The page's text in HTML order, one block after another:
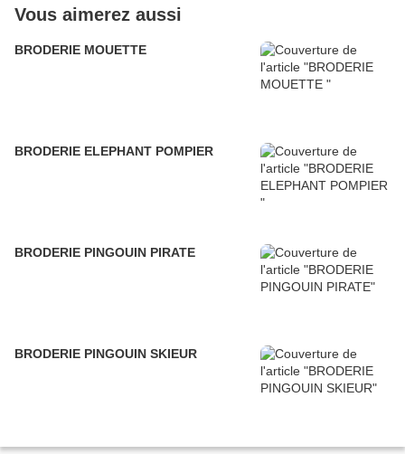
Vous aimerez aussi
BRODERIE MOUETTE
BRODERIE ELEPHANT POMPIER
BRODERIE PINGOUIN PIRATE
BRODERIE PINGOUIN SKIEUR